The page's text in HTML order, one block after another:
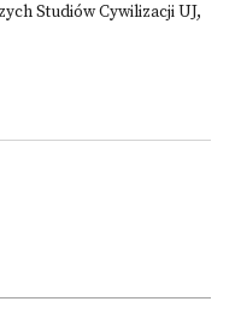
Studiów Cywilizacji UJ,